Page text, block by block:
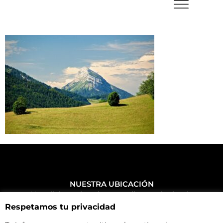
NUESTRA UBICACIÓN
Haz click aquí y mira como llegar a la tienda
CONTACTA CON NOSOTROS
+34 972 500 449
Respetamos tu privacidad